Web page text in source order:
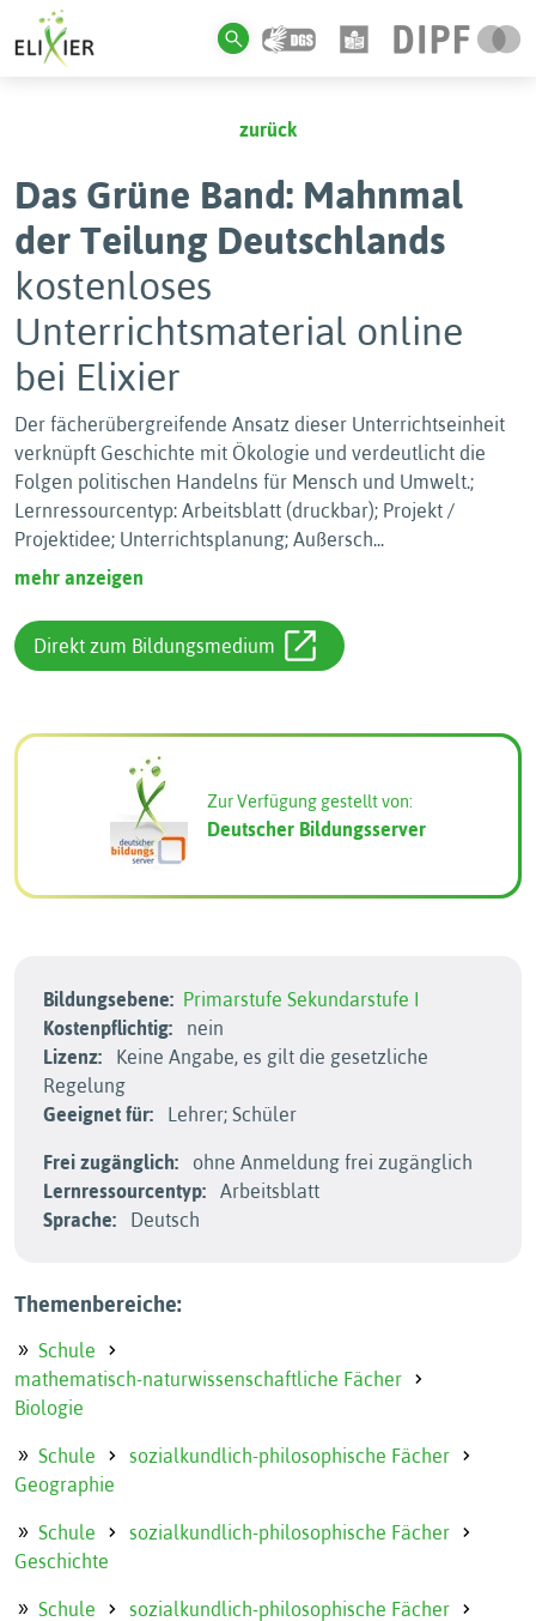
zurück
Das Grüne Band: Mahnmal
der Teilung Deutschlands
kostenloses
Unterrichtsmaterial online
bei Elixier
Der fächerübergreifende Ansatz dieser Unterrichtseinheit
verknüpft Geschichte mit Ökologie und verdeutlicht die
Folgen politischen Handelns für Mensch und Umwelt.;
Lernressourcentyp: Arbeitsblatt (druckbar); Projekt /
Projektidee; Unterrichtsplanung; Außersch...
mehr anzeigen
Direkt zum Bildungsmedium
Zur Verfügung gestellt von:
Deutscher Bildungsserver
Bildungsebene: Primarstufe Sekundarstufe I
Kostenpflichtig:
nein
Lizenz:
Keine Angabe, es gilt die gesetzliche
Regelung
Geeignet für:
Lehrer; Schüler
Frei zugänglich:
ohne Anmeldung frei zugänglich
Lernressourcentyp:
Arbeitsblatt
Sprache:
Deutsch
Themenbereiche:
Schule
mathematisch-naturwissenschaftliche Fächer
Biologie
Schule
sozialkundlich-philosophische Fächer
Geographie
Schule
sozialkundlich-philosophische Fächer
Geschichte
Schule
sozialkundlich-philosophische Fächer